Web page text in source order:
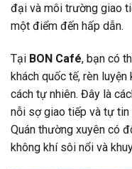
đại và môi trường giao
một điểm đến hấp dẫn.
Tại BON Café, bạn có
khách quốc tế, rèn
cách tự nhiên. Đây là
nỗi sợ giao tiếp và tự
Quán thường xuyên có
không khí sôi nổi và